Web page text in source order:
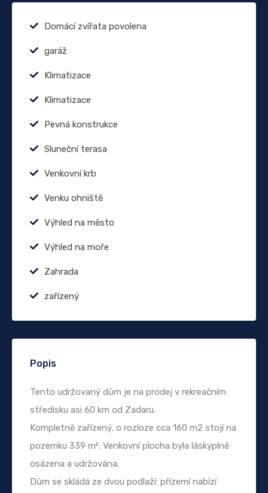
Domácí zvířata povolena
garáž
Klimatizace
Klimatizace
Pevná konstrukce
Sluneční terasa
Venkovní krb
Venku ohniště
Výhled na město
Výhled na moře
Zahrada
zařízený
Popis
Tento udržovaný dům je na prodej v rekreačním
středisku asi 60 km od Zadaru.
Kompletně zařízený, o rozloze cca 160 m2 stojí na
pozemku 339 m². Venkovní plocha byla láskyplně
osázena a udržována.
Dům se skládá ze dvou podlaží: přízemí nabízí